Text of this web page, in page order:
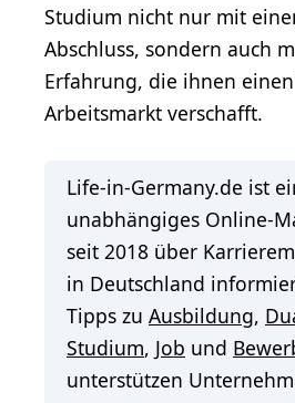
Studium nicht nur mit
Abschluss, sondern auch
Erfahrung, die ihnen
Arbeitsmarkt verschafft.
Life-in-Germany.de ist
unabhängiges Online-
seit 2018 über
in Deutschland
Tipps zu Ausbildung,
Studium, Job und
unterstützen